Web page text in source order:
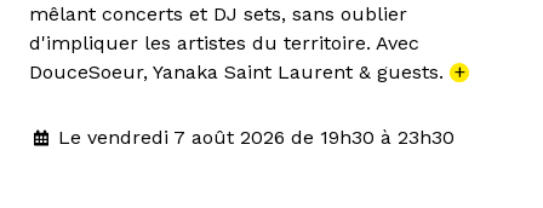
mêlant concerts et DJ sets, sans oublier
d'impliquer les artistes du territoire. Avec
DouceSoeur, Yanaka Saint Laurent & guests. +
Le vendredi 7 août 2026 de 19h30 à 23h30